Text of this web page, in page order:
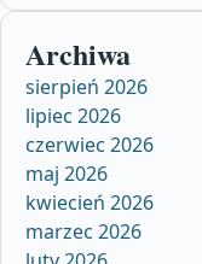
Archiwa
sierpień 2026
lipiec 2026
czerwiec 2026
maj 2026
kwiecień 2026
marzec 2026